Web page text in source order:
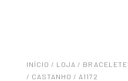
INÍCIO / LOJA /
/ CASTANHO / A1172